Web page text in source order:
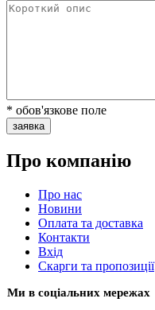
* обов'язкове поле
заявка
Про компанію
Про нас
Новини
Оплата та доставка
Контакти
Вхiд
Скарги та пропозиції
Ми в соціальних мережах